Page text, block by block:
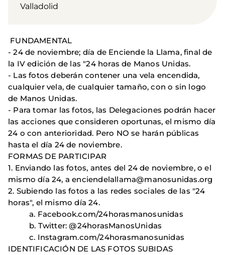
Valladolid
FUNDAMENTAL
- 24 de noviembre; día de Enciende la Llama, final de
la IV edición de las "24 horas de Manos Unidas.
- Las fotos deberán contener una vela encendida,
cualquier vela, de cualquier tamaño, con o sin logo
de Manos Unidas.
- Para tomar las fotos, las Delegaciones podrán hacer
las acciones que consideren oportunas, el mismo día
24 o con anterioridad. Pero NO se harán públicas
hasta el día 24 de noviembre.
FORMAS DE PARTICIPAR
1. Enviando las fotos, antes del 24 de noviembre, o el
mismo día 24, a enciendelallama@manosunidas.org
2. Subiendo las fotos a las redes sociales de las "24
horas", el mismo día 24.
a. Facebook.com/24horasmanosunidas
b. Twitter: @24horasManosUnidas
c. Instagram.com/24horasmanosunidas
IDENTIFICACIÓN DE LAS FOTOS SUBIDAS